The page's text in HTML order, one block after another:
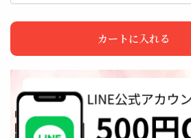
カートに入れる